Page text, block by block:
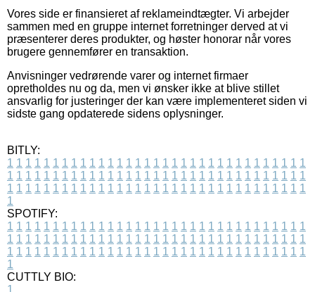
Vores side er finansieret af reklameindtægter. Vi arbejder
sammen med en gruppe internet forretninger derved at vi
præsenterer deres produkter, og høster honorar når vores
brugere gennemfører en transaktion.
Anvisninger vedrørende varer og internet firmaer
opretholdes nu og da, men vi ønsker ikke at blive stillet
ansvarlig for justeringer der kan være implementeret siden vi
sidste gang opdaterede sidens oplysninger.
BITLY:
1 1 1 1 1 1 1 1 1 1 1 1 1 1 1 1 1 1 1 1 1 1 1 1 1 1 1 1 1 1 1 1 1
1 1 1 1 1 1 1 1 1 1 1 1 1 1 1 1 1 1 1 1 1 1 1 1 1 1 1 1 1 1 1 1 1
1 1 1 1 1 1 1 1 1 1 1 1 1 1 1 1 1 1 1 1 1 1 1 1 1 1 1 1 1 1 1 1 1
1
SPOTIFY:
1 1 1 1 1 1 1 1 1 1 1 1 1 1 1 1 1 1 1 1 1 1 1 1 1 1 1 1 1 1 1 1 1
1 1 1 1 1 1 1 1 1 1 1 1 1 1 1 1 1 1 1 1 1 1 1 1 1 1 1 1 1 1 1 1 1
1 1 1 1 1 1 1 1 1 1 1 1 1 1 1 1 1 1 1 1 1 1 1 1 1 1 1 1 1 1 1 1 1
1
CUTTLY BIO:
1